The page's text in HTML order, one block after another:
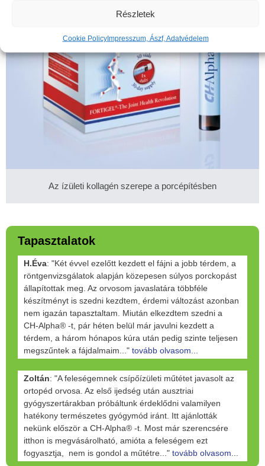
Részletek
Cookie PolicyImpresszum, Ászf, Adatvédelem
Az ízületi kollagén szerepe a porcépítésben
Tapasztalatok
H.Éva: "Két évvel ezelőtt kezdett el fájni a jobb térdem, a
röntgenvizsgálatok alapján közepesen súlyos porckopást
állapítottak meg. Az orvosom javaslatára többféle
készítményt is szedni kezdtem, érdemi változást azonban
nem igazán tapasztaltam. Miután elkezdtem szedni a
CH-Alpha® -t, pár héten belül már javulni kezdett a
térdem, a három hónapos kúra után pedig szinte teljesen
megszűntek a fájdalmaim..." tovább olvasom...
Zoltán: "A feleségemnek csípőízületi műtétet javasolt az
ortopéd orvosa. Az első ijedség után ausztriai
gyógyszertárakban próbáltunk érdeklődni valamilyen
hatékony természetes gyógymód iránt. Itt ajánlották
nekünk először a CH-Alpha® -t. Most már szerencsére
itthon is megvásárolható, amióta a feleségem ezt
fogyasztja, nem is gondol a műtétre..." tovább olvasom...